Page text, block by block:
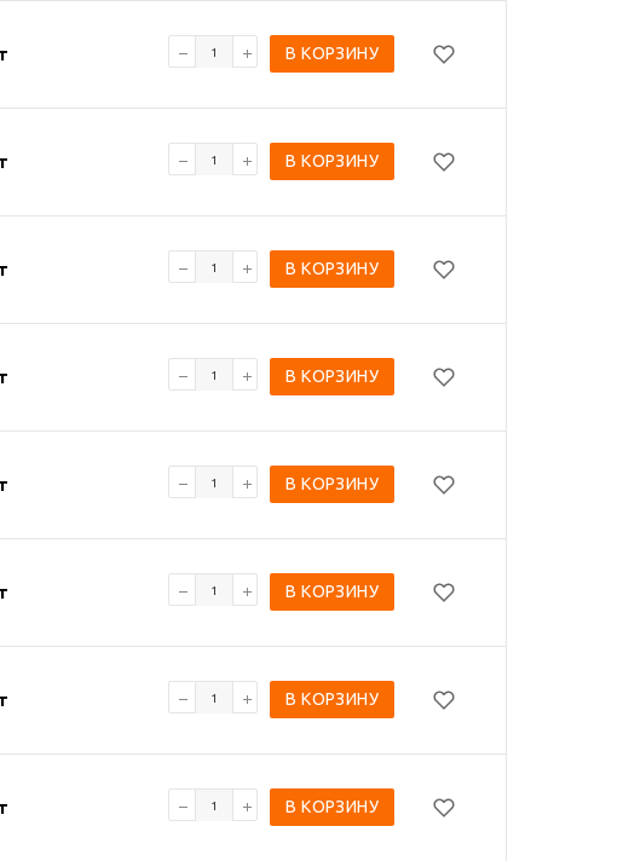
В КОРЗИНУ
В КОРЗИНУ
В КОРЗИНУ
В КОРЗИНУ
В КОРЗИНУ
В КОРЗИНУ
В КОРЗИНУ
В КОРЗИНУ